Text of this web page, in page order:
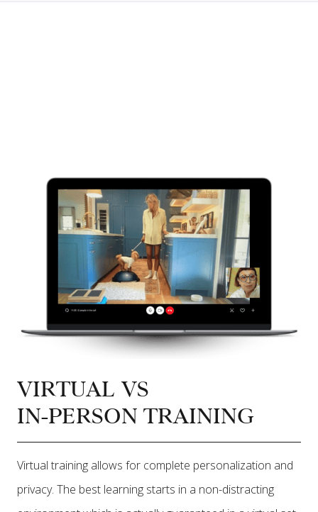
VIRTUAL VS
IN-PERSON TRAINING
Virtual training allows for complete personalization and
privacy. The best learning starts in a non-distracting